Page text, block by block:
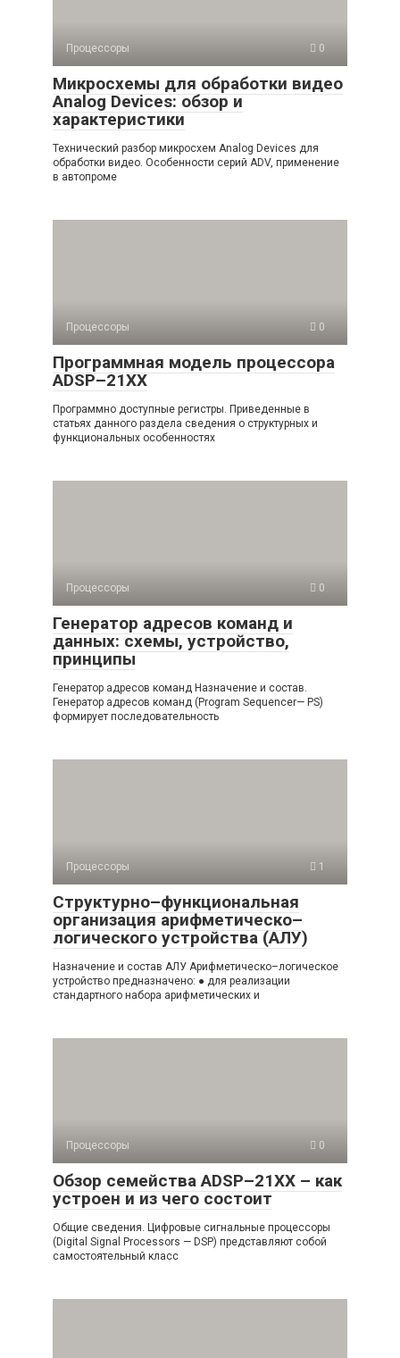
Процессоры 0
Микросхемы для обработки видео
Analog Devices: обзор и
характеристики
Технический разбор микросхем Analog Devices для
обработки видео. Особенности серий ADV, применение
в автопроме
Процессоры 0
Программная модель процессора
ADSP–21XX
Программно доступные регистры. Приведенные в
статьях данного раздела сведения о структурных и
функциональных особенностях
Процессоры 0
Генератор адресов команд и
данных: схемы, устройство,
принципы
Генератор адресов команд Назначение и состав.
Генератор адресов команд (Program Sequencer— PS)
формирует последовательность
Процессоры 1
Структурно–функциональная
организация арифметическо–
логического устройства (АЛУ)
Назначение и состав АЛУ Арифметическо–логическое
устройство предназначено: ● для реализации
стандартного набора арифметических и
Процессоры 0
Обзор семейства ADSP–21XX – как
устроен и из чего состоит
Общие сведения. Цифровые сигнальные процессоры
(Digital Signal Proces­sors — DSP) представляют собой
самостоятельный класс